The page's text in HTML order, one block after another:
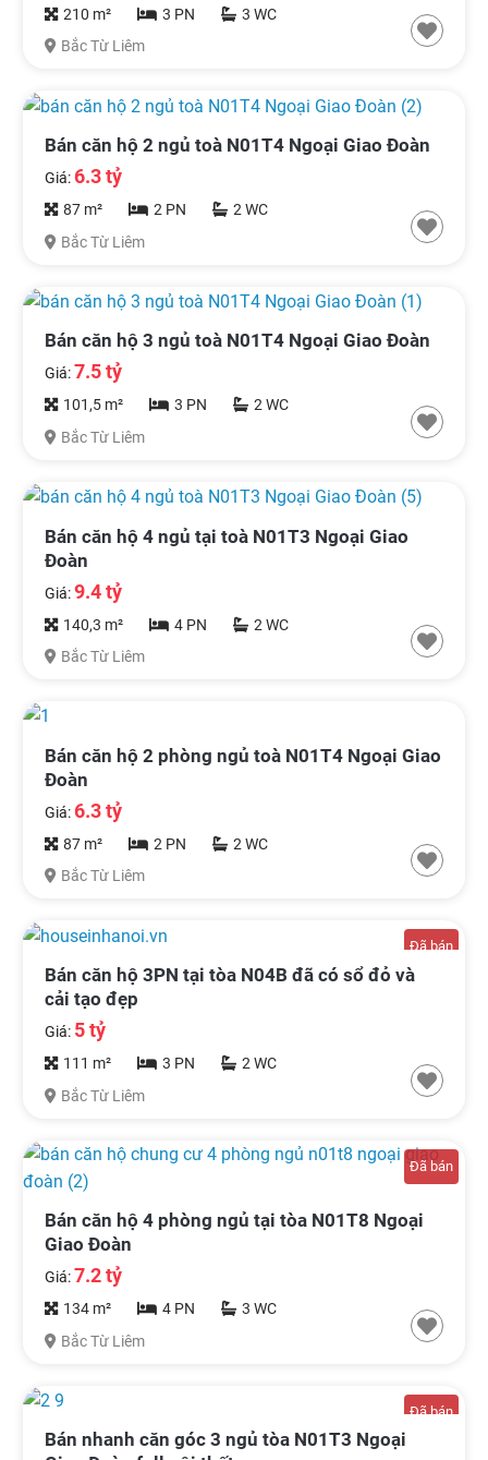
210 m² 3 PN
3 WC
Bắc Từ Liêm
Bán căn hộ 2 ngủ toà N01T4 Ngoại Giao Đoàn
Giá:6.3 tỷ
87 m² 2 PN
2 WC
Bắc Từ Liêm
Bán căn hộ 3 ngủ toà N01T4 Ngoại Giao Đoàn
Giá:7.5 tỷ
101,5 m² 3 PN
2 WC
Bắc Từ Liêm
Bán căn hộ 4 ngủ tại toà N01T3 Ngoại Giao
Đoàn
Giá:9.4 tỷ
140,3 m² 4 PN
2 WC
Bắc Từ Liêm
Bán căn hộ 2 phòng ngủ toà N01T4 Ngoại Giao
Đoàn
Giá:6.3 tỷ
87 m² 2 PN
2 WC
Bắc Từ Liêm
Đã bán
Bán căn hộ 3PN tại tòa N04B đã có sổ đỏ và
cải tạo đẹp
Giá: 5 tỷ
111 m² 3 PN
2 WC
Bắc Từ Liêm
Đã bán
Bán căn hộ 4 phòng ngủ tại tòa N01T8 Ngoại
Giao Đoàn
Giá:7.2 tỷ
134 m² 4 PN
3 WC
Bắc Từ Liêm
Đã bán
Bán nhanh căn góc 3 ngủ tòa N01T3 Ngoại